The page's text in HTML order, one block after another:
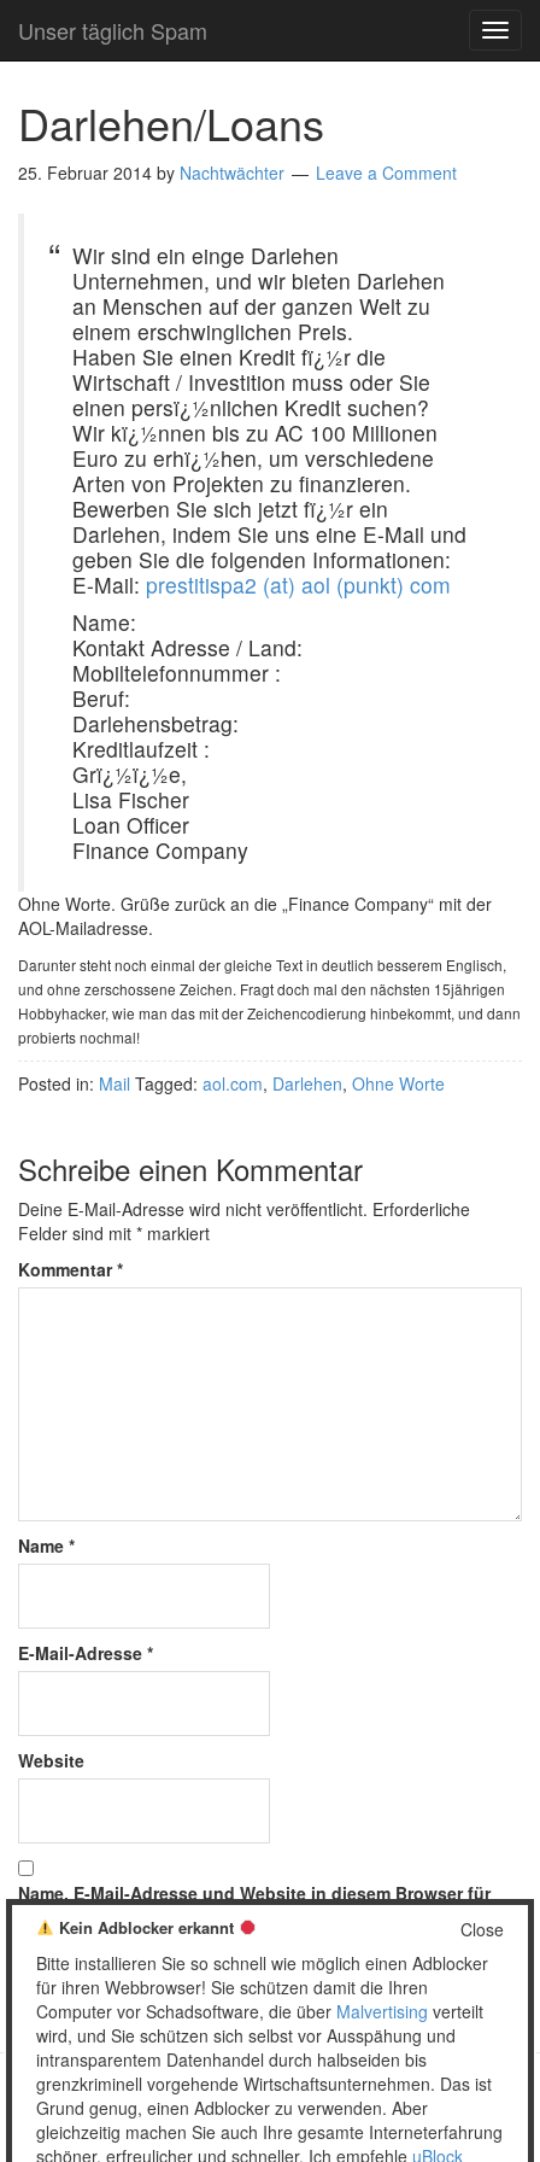
Unser täglich Spam
Darlehen/Loans
25. Februar 2014 by Nachtwächter Leave a Comment
Wir sind ein einge Darlehen
Unternehmen, und wir bieten Darlehen
an Menschen auf der ganzen Welt zu
einem erschwinglichen Preis.
Haben Sie einen Kredit fï¿½r die
Wirtschaft / Investition muss oder Sie
einen persï¿½nlichen Kredit suchen?
Wir kï¿½nnen bis zu AC 100 Millionen
Euro zu erhï¿½hen, um verschiedene
Arten von Projekten zu finanzieren.
Bewerben Sie sich jetzt fï¿½r ein
Darlehen, indem Sie uns eine E-Mail und
geben Sie die folgenden Informationen:
E-Mail: prestitispa2 (at) aol (punkt) com
Name:
Kontakt Adresse / Land:
Mobiltelefonnummer :
Beruf:
Darlehensbetrag:
Kreditlaufzeit :
Grï¿½ï¿½e,
Lisa Fischer
Loan Officer
Finance Company
Ohne Worte. Grüße zurück an die „Finance Company“ mit der
AOL-Mailadresse.
Darunter steht noch einmal der gleiche Text in deutlich besserem Englisch,
und ohne zerschossene Zeichen. Fragt doch mal den nächsten 15jährigen
Hobbyhacker, wie man das mit der Zeichencodierung hinbekommt, und dann
probierts nochmal!
Posted in: Mail Tagged: aol.com, Darlehen, Ohne Worte
Schreibe einen Kommentar
Deine E-Mail-Adresse wird nicht veröffentlicht. Erforderliche
Felder sind mit * markiert
Kommentar*
Name *
E-Mail-Adresse *
Website
Name, E-Mail-Adresse und Website in diesem Browser für
meinen nächsten Kommentar speichern.
Copyright © 2026 Unser täglich Spam.
MobileWordPress Theme by themehall.com
Close
Kein Adblocker erkannt
Bitte installieren Sie so schnell wie möglich einen Adblocker
für ihren Webbrowser! Sie schützen damit die Ihren
Computer vor Schadsoftware, die über Malvertising verteilt
wird, und Sie schützen sich selbst vor Ausspähung und
intransparentem Datenhandel durch halbseiden bis
grenzkriminell vorgehende Wirtschaftsunternehmen. Das ist
Grund genug, einen Adblocker zu verwenden. Aber
gleichzeitig machen Sie auch Ihre gesamte Interneterfahrung
schöner, erfreulicher und schneller. Ich empfehle uBlock